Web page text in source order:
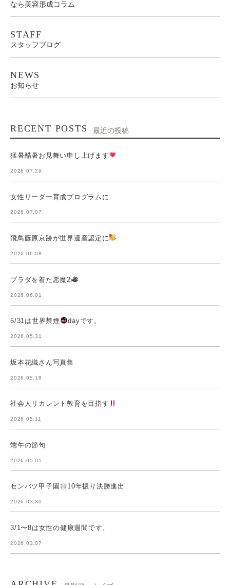
なら美容形成コラム
STAFF
スタッフブログ
NEWS
お知らせ
RECENT POSTS 最近の投稿
猛暑酷暑お見舞い申し上げます
2026.07.29
女性リーダー育成プログラムに
2026.07.07
飛鳥藤原京跡が世界遺産認定に
2026.06.08
プラダを着た悪魔2
2026.06.01
5/31は世界禁煙 dayです。
2026.05.31
坂本花織さん写真集
2026.05.18
社会人リカレント教育を目指す
2026.05.11
端午の節句
2026.05.05
センバツ甲子園 10年振り決勝進出
2026.03.30
3/1〜8は女性の健康週間です。
2026.03.07